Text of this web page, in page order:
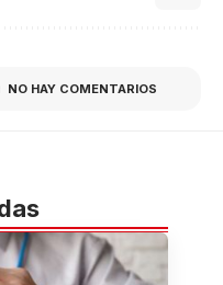
NO HAY COMENTARIOS